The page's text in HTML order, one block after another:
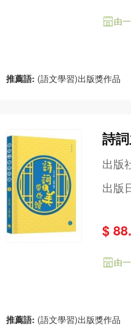
由
推薦語: (語文學習)出版獎作品
詩
出版
出版
$
由
推薦語: (語文學習)出版獎作品